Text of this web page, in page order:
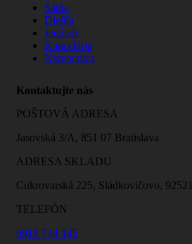
Šatňa
Dielňa
Jedáleň
Kancelária
Nemocnica
Kontaktujte nás
POŠTOVÁ ADRESA
Jasovská 3/A, 851 07 Bratislava
ADRESA SKLADU
Cukrovarská 225, Sládkovičovo, 92521
TELEFÓN
0918 744 145